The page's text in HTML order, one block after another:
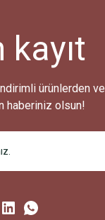
kayıt
ürünlerden ve
haberiniz olsun!